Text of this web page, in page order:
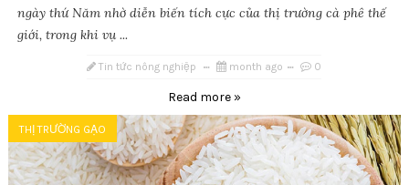
ngày thứ Năm nhờ diễn biến tích cực của thị trường cà phê thế
giới, trong khi vụ ...
Tin tức nông nghiệp month ago 0
Read more »
THỊ TRƯỜNG GẠO